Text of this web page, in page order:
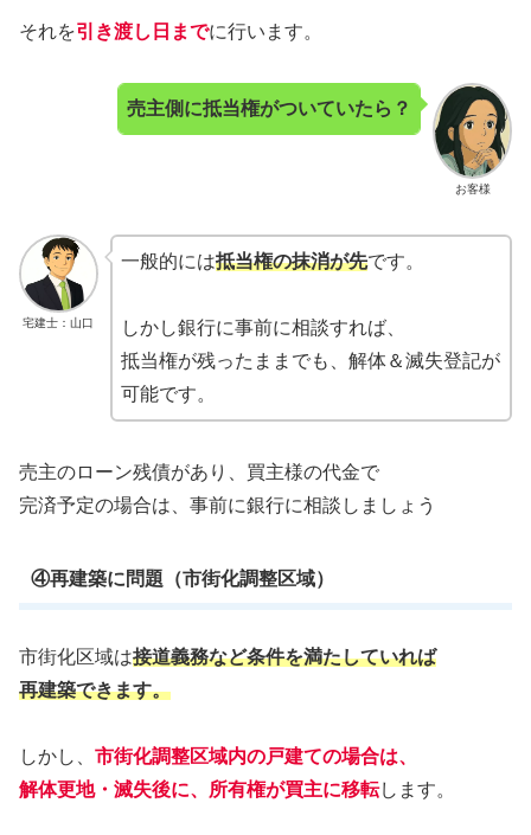
それを引き渡し日までに行います。
お客様
売主側に抵当権がついていたら？
宅建士：山口
一般的には抵当権の抹消が先です。
しかし銀行に事前に相談すれば、
抵当権が残ったままでも、解体＆滅失登記が
可能です。
売主のローン残債があり、買主様の代金で
完済予定の場合は、事前に銀行に相談しましょう
④再建築に問題（市街化調整区域）
市街化区域は接道義務など条件を満たしていれば
再建築できます。
しかし、 市街化調整区域内の戸建ての場合は、
解体更地・滅失後に、所有権が買主に移転します。